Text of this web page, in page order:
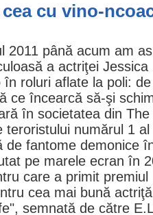
cu vino-
2011 până acum am
a actriţei Jessica
în roluri aflate la poli:
ce încearcă să-şi
în societatea din The
teroristului numărul 1
de fantome demonice
pe marele ecran în
care a primit premiul
cea mai bună
semnată de către